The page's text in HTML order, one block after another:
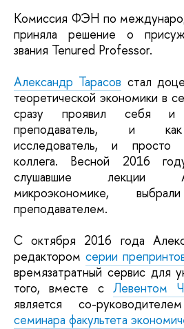
Комиссия ФЭН по
приняла решение о
звания Tenured Professor.
Александр Тарасов стал
теоретической экономики в
сразу проявил себя и
преподаватель, и как
исследователь, и просто
коллега. Весной 2016
слушавшие лекции
микроэкономике,
преподавателем.
С октября 2016 года
редактором серии
времязатратный сервис для
того, вместе сЛевентом
является со-
семинара факультета